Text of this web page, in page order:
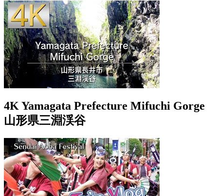
4K Yamagata Prefecture Mifuchi Gorge
山形県三淵渓谷